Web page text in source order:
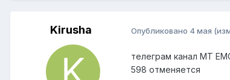
Kirusha Опубликовано 4 мая
телеграм канал MT
598 отменяется